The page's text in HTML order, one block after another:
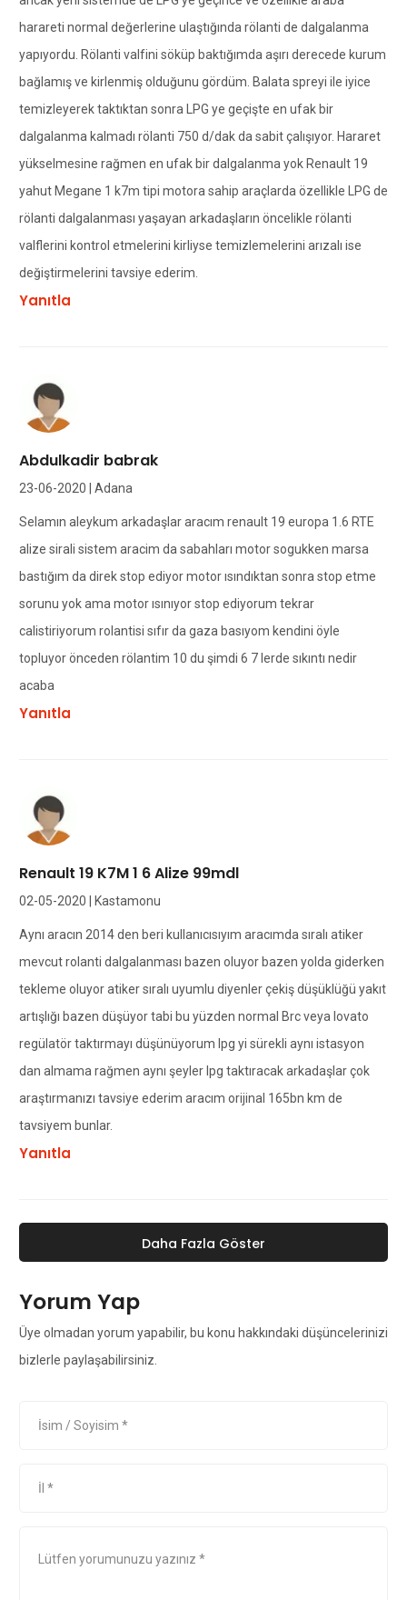
harareti normal değerlerine ulaştığında rölanti de dalgalanma
yapıyordu. Rölanti valfini söküp baktığımda aşırı derecede kurum
bağlamış ve kirlenmiş olduğunu gördüm. Balata spreyi ile iyice
temizleyerek taktıktan sonra LPG ye geçişte en ufak bir
dalgalanma kalmadı rölanti 750 d/dak da sabit çalışıyor. Hararet
yükselmesine rağmen en ufak bir dalgalanma yok Renault 19
yahut Megane 1 k7m tipi motora sahip araçlarda özellikle LPG de
rölanti dalgalanması yaşayan arkadaşların öncelikle rölanti
valflerini kontrol etmelerini kirliyse temizlemelerini arızalı ise
değiştirmelerini tavsiye ederim.
Yanıtla
Abdulkadir babrak
23-06-2020 | Adana
Selamın aleykum arkadaşlar aracım renault 19 europa 1.6 RTE
alize sirali sistem aracim da sabahları motor sogukken marsa
bastığım da direk stop ediyor motor ısındıktan sonra stop etme
sorunu yok ama motor ısınıyor stop ediyorum tekrar
calistiriyorum rolantisi sıfır da gaza basıyom kendini öyle
topluyor önceden rölantim 10 du şimdi 6 7 lerde sıkıntı nedir
acaba
Yanıtla
Renault 19 K7M 1 6 Alize 99mdl
02-05-2020 | Kastamonu
Aynı aracın 2014 den beri kullanıcısıyım aracımda sıralı atiker
mevcut rolanti dalgalanması bazen oluyor bazen yolda giderken
tekleme oluyor atiker sıralı uyumlu diyenler çekiş düşüklüğü yakıt
artışlığı bazen düşüyor tabi bu yüzden normal Brc veya lovato
regülatör taktırmayı düşünüyorum lpg yi sürekli aynı istasyon
dan almama rağmen aynı şeyler lpg taktıracak arkadaşlar çok
araştırmanızı tavsiye ederim aracım orijinal 165bn km de
tavsiyem bunlar.
Yanıtla
Daha Fazla Göster
Yorum Yap
Üye olmadan yorum yapabilir, bu konu hakkındaki düşüncelerinizi
bizlerle paylaşabilirsiniz.